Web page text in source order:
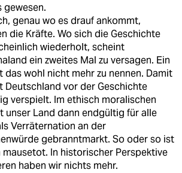
gewesen.
genau wo es drauf ankommt,
die Kräfte. Wo sich die Geschichte
wiederholt, scheint
ein zweites Mal zu versagen. Ein
das wohl nicht mehr zu nennen. Damit
Deutschland vor der Geschichte
verspielt. Im ethisch moralischen
unser Land dann endgültig für alle
Verräternation an der
gebranntmarkt. So oder so ist
mausetot. In historischer Perspektive
haben wir nichts mehr.